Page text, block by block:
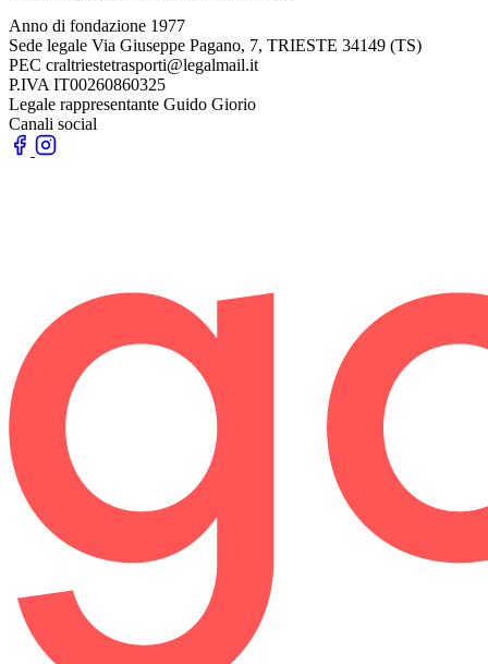
Anno di fondazione 1977
Sede legale Via Giuseppe Pagano, 7, TRIESTE 34149 (TS)
PEC craltriestetrasporti@legalmail.it
P.IVA IT00260860325
Legale rappresentante Guido Giorio
Canali social